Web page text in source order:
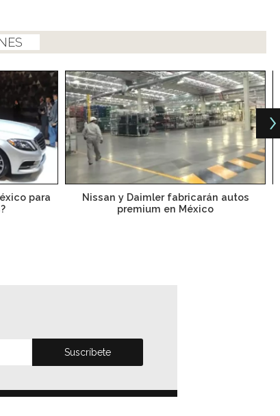
para
Nissan y Daimler fabricarán autos
premium en México